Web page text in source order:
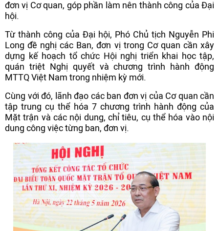
đơn vị Cơ quan, góp phần làm nên thành công của Đại
hội.
Từ thành công của Đại hội, Phó Chủ tịch Nguyễn Phi
Long đề nghị các Ban, đơn vị trong Cơ quan cần xây
dựng kế hoạch tổ chức Hội nghị triển khai học tập,
quán triệt Nghị quyết và chương trình hành động
MTTQ Việt Nam trong nhiệm kỳ mới.
Cùng với đó, lãnh đạo các ban đơn vị của Cơ quan cần
tập trung cụ thể hóa 7 chương trình hành động của
Mặt trận và các nội dung, chỉ tiêu, cụ thể hóa vào nội
dung công việc từng ban, đơn vị.